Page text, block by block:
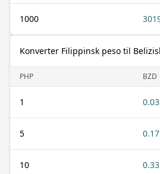
1000
Konverter Filippinsk peso til
PHP BZD
1
5 0.17
10 0.33